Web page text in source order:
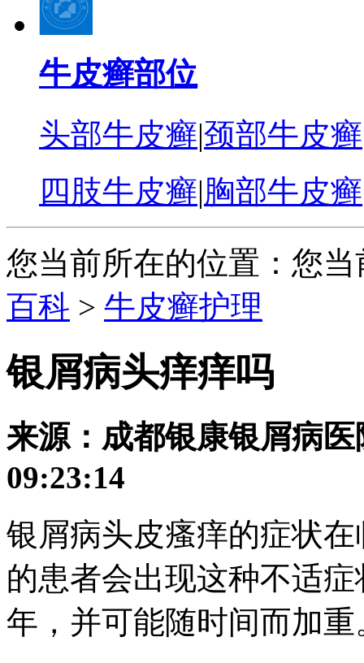
牛皮癣部位
头部牛皮癣|颈部牛皮癣
四肢牛皮癣|胸部牛皮癣
您当前所在的位置：您
百科 > 牛皮癣护理
银屑病头痒痒吗
来源：成都银康银屑病
09:23:14
银屑病头皮瘙痒的症状
的患者会出现这种不适
年，并可能随时间而加重